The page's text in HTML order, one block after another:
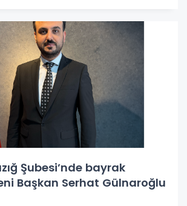
Şubesi’nde bayrak
Başkan Serhat Gülnaroğlu